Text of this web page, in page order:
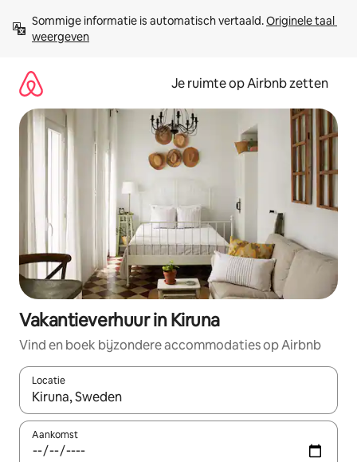
direct
naar
Sommige informatie is automatisch vertaald. Originele taal
weergeven
Je ruimte op Airbnb zetten
Vakantieverhuur in Kiruna
Vind en boek bijzondere accommodaties op Airbnb
Locatie
Wanneer er suggesties beschikbaar zijn, maak je een keuze
Aankomst